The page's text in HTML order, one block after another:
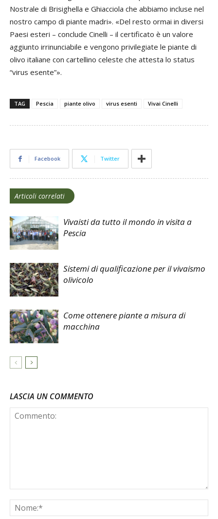
Nostrale di Brisighella e Ghiacciola che abbiamo incluse nel
nostro campo di piante madri». «Del resto ormai in diversi
Paesi esteri – conclude Cinelli – il certificato è un valore
aggiunto irrinunciabile e vengono privilegiate le piante di
olivo italiane con cartellino celeste che attesta lo status
“virus esente”».
TAG Pescia piante olivo virus esenti Vivai Cinelli
Facebook Twitter
Articoli correlati
Vivaisti da tutto il mondo in visita a
Pescia
Sistemi di qualificazione per il vivaismo
olivicolo
Come ottenere piante a misura di
macchina
LASCIA UN COMMENTO